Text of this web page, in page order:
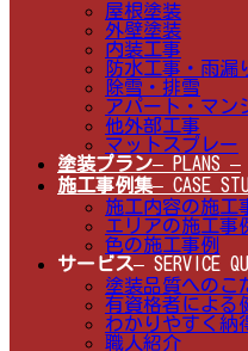
屋根塗装
外壁塗装
内装工事
防水工事・雨漏
除雪・排雪
アパート・マン
他外部工事
マットスプレー
塗装プラン– PLANS –
施工事例集– CASE
施工内容の施工
エリアの施工事
色の施工事例
サービス– SERVICE
塗装品質へのこ
有資格者による
わかりやすく納
職人紹介